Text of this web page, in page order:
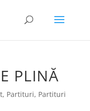
PLINĂ
, Partituri, Partituri